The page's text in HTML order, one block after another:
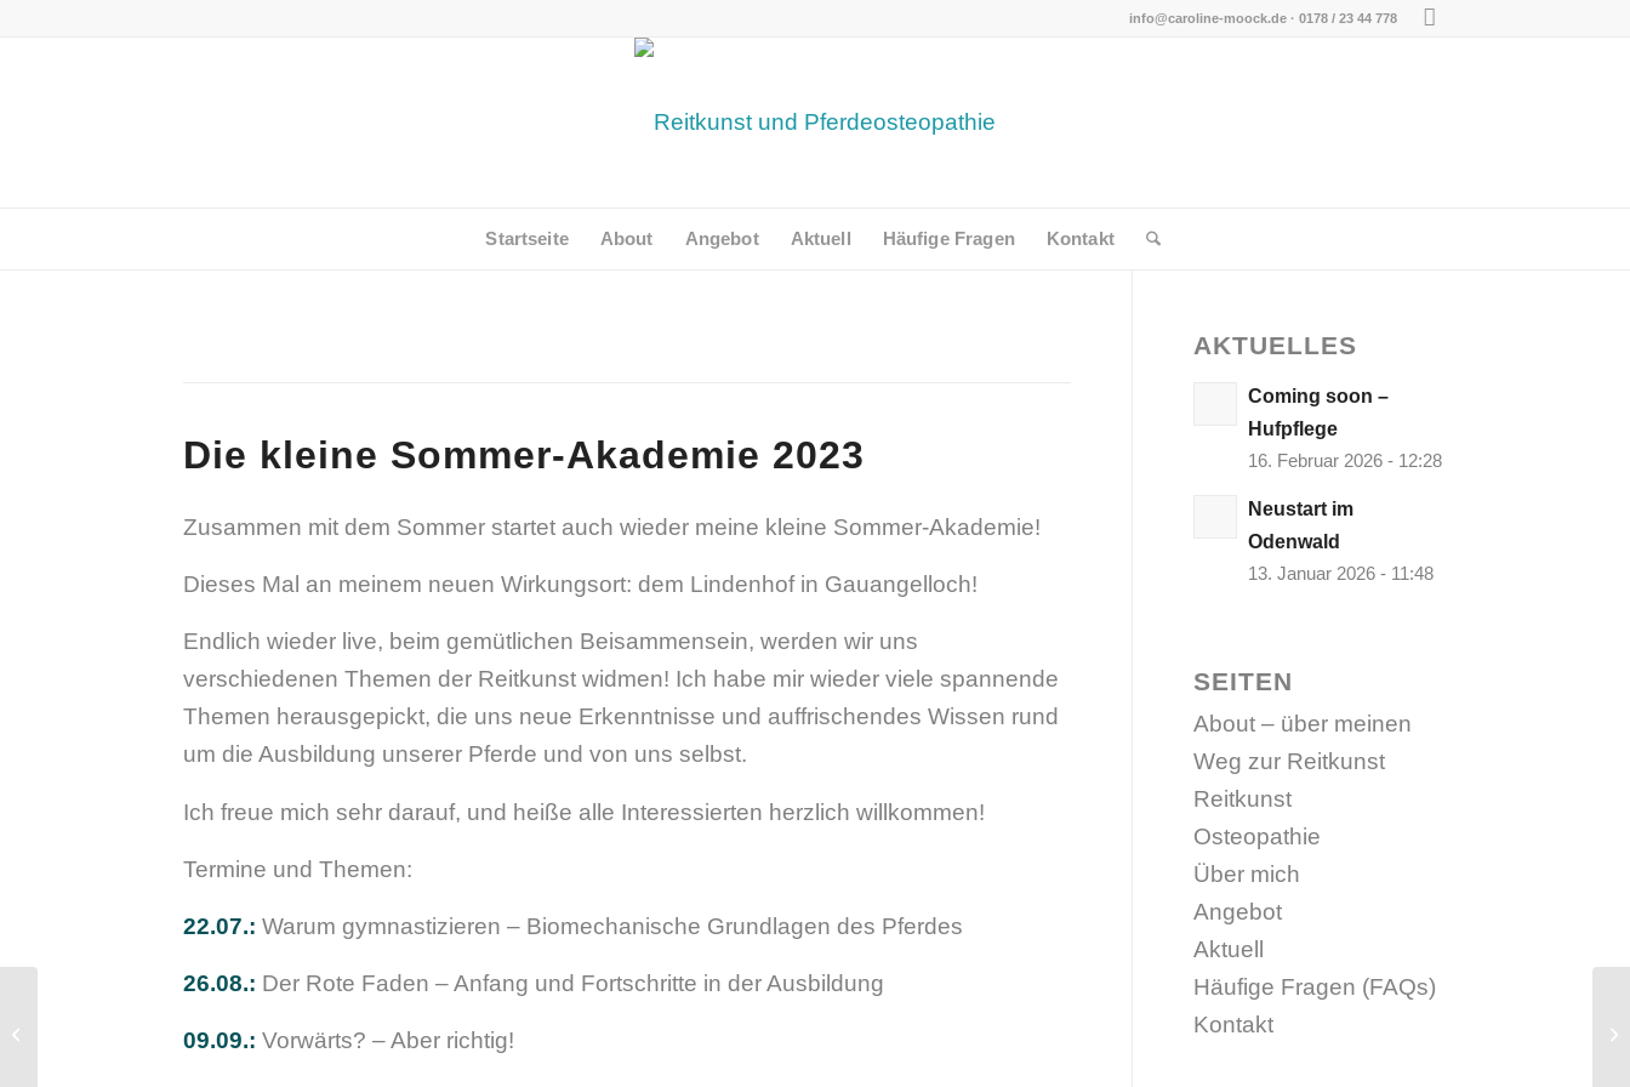
info@caroline-moock.de · 0178 / 23 44 778
Startseite About Angebot Aktuell Häufige Fragen Kontakt
Die kleine Sommer-Akademie 2023
Zusammen mit dem Sommer startet auch wieder meine kleine Sommer-Akademie!
Dieses Mal an meinem neuen Wirkungsort: dem Lindenhof in Gauangelloch!
Endlich wieder live, beim gemütlichen Beisammensein, werden wir uns
verschiedenen Themen der Reitkunst widmen! Ich habe mir wieder viele spannende
Themen herausgepickt, die uns neue Erkenntnisse und auffrischendes Wissen rund
um die Ausbildung unserer Pferde und von uns selbst.
Ich freue mich sehr darauf, und heiße alle Interessierten herzlich willkommen!
Termine und Themen:
22.07.: Warum gymnastizieren – Biomechanische Grundlagen des Pferdes
26.08.: Der Rote Faden – Anfang und Fortschritte in der Ausbildung
09.09.: Vorwärts? – Aber richtig!
AKTUELLES
Coming soon –
Hufpflege
16. Februar 2026 - 12:28
Neustart im
Odenwald
13. Januar 2026 - 11:48
SEITEN
About – über meinen
Weg zur Reitkunst
Reitkunst
Osteopathie
Über mich
Angebot
Aktuell
Häufige Fragen (FAQs)
Kontakt